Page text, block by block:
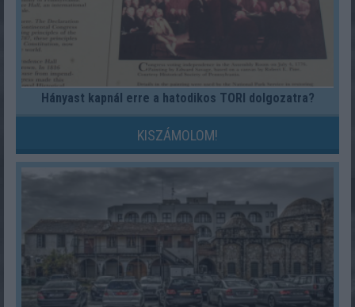
Hányast kapnál erre a hatodikos TÖRI dolgozatra?
KISZÁMOLOM!